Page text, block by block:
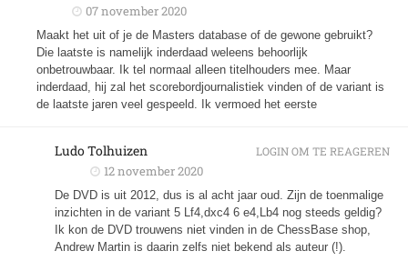
07 november 2020
Maakt het uit of je de Masters database of de gewone gebruikt?
Die laatste is namelijk inderdaad weleens behoorlijk
onbetrouwbaar. Ik tel normaal alleen titelhouders mee. Maar
inderdaad, hij zal het scorebordjournalistiek vinden of de variant is
de laatste jaren veel gespeeld. Ik vermoed het eerste
Ludo Tolhuizen
12 november 2020
De DVD is uit 2012, dus is al acht jaar oud. Zijn de toenmalige
inzichten in de variant 5 Lf4,dxc4 6 e4,Lb4 nog steeds geldig?
Ik kon de DVD trouwens niet vinden in de ChessBase shop,
Andrew Martin is daarin zelfs niet bekend als auteur (!).
LOGIN OM TE REAGEREN